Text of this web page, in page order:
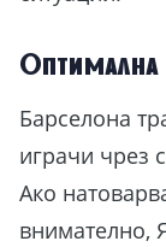
Оптимална
Барселона
играчи чрез
Ако
внимателно,